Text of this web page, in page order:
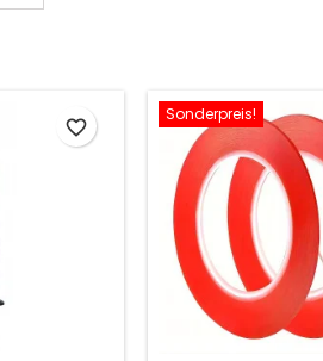
favorite_border
Sonderpreis!